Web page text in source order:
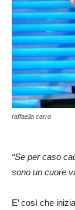
raffaella carra
“Se per caso
sono un cuore
E’ così che